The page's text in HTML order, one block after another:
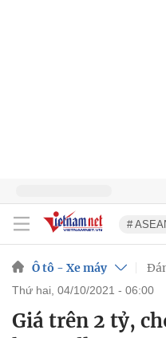
#
Ô tô - Xe máy
thứ hai, 04/10/2021 - 06:00
Giá trên 2 tỷ,